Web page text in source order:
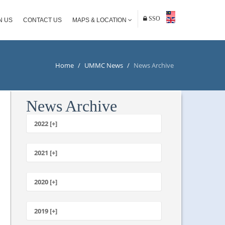
US CONTACT US MAPS & LOCATION SSO
Home / UMMC News / News Archive
News Archive
2022 [+]
2021 [+]
October
July
2020 [+]
January
2019 [+]